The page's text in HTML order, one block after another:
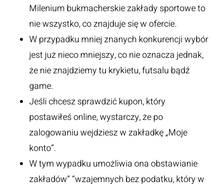
Milenium bukmacherskie zakłady sportowe to
nie wszystko, co znajduje się w ofercie.
W przypadku mniej znanych konkurencji wybór
jest już nieco mniejszy, co nie oznacza jednak,
że nie znajdziemy tu krykietu, futsalu bądź
game.
Jeśli chcesz sprawdzić kupon, który
postawiłeś online, wystarczy, że po
zalogowaniu wejdziesz w zakładkę „Moje
konto”.
W tym wypadku umożliwia ona obstawianie
zakładów” “wzajemnych bez podatku, który w